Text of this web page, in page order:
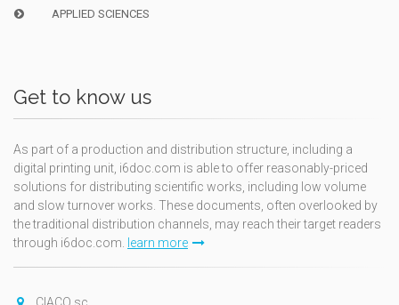
APPLIED SCIENCES
Get to know us
As part of a production and distribution structure, including a
digital printing unit, i6doc.com is able to offer reasonably-priced
solutions for distributing scientific works, including low volume
and slow turnover works. These documents, often overlooked by
the traditional distribution channels, may reach their target readers
through i6doc.com.
learn more